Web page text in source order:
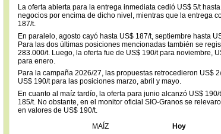
La oferta abierta para la entrega inmediata cedió US$ 5/t
negocios por encima de dicho nivel, mientras que la entrega
187/t.
En paralelo, agosto cayó hasta US$ 187/t, septiembre hasta
Para las dos últimas posiciones mencionadas también se
283.000/t. Luego, la oferta fue de US$ 190/t para noviembre,
para enero.
Para la campaña 2026/27, las propuestas retrocedieron US$
US$ 190/t para las posiciones marzo, abril y mayo.
En cuanto al maíz tardío, la oferta para junio alcanzó US$
185/t. No obstante, en el monitor oficial SIO-Granos se
en valores de US$ 190/t.
MAÍZ
Hoy